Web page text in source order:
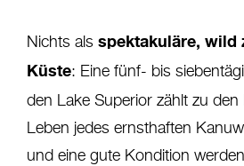
Nichts als spektakuläre, wild
Küste: Eine fünf- bis
den Lake Superior zählt zu den
Leben jedes ernsthaften
und eine gute Kondition